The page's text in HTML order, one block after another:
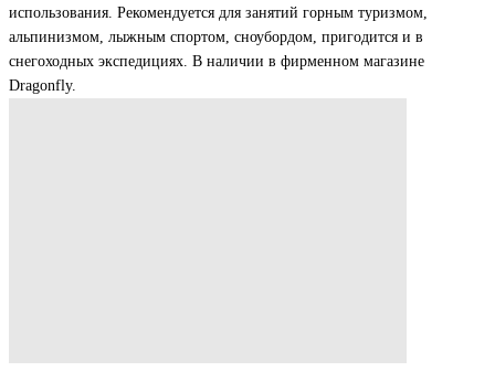
использования. Рекомендуется для занятий горным туризмом,
альпинизмом, лыжным спортом, сноубордом, пригодится и в
снегоходных экспедициях. В наличии в фирменном магазине
Dragonfly.